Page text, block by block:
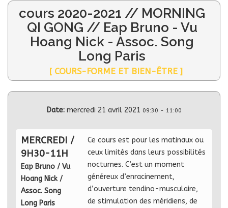
cours 2020-2021 // MORNING
QI GONG // Eap Bruno - Vu
Hoang Nick - Assoc. Song
Long Paris
[ COURS-FORME ET BIEN-ÊTRE ]
Date: mercredi 21 avril 2021 09:30 - 11:00
MERCREDI /
9H30-11H
Eap Bruno / Vu
Hoang Nick /
Assoc. Song
Long Paris
Ce cours est pour les matinaux ou
ceux limités dans leurs possibilités
nocturnes. C’est un moment
généreux d’enracinement,
d’ouverture tendino-musculaire,
de stimulation des méridiens, de